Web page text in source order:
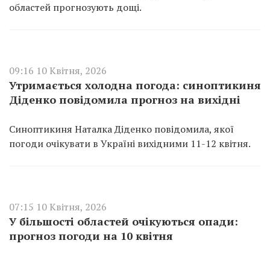
областей прогнозують дощі.
09:16 10 Квітня, 2026
Утримається холодна погода: синоптикиня
Діденко повідомила прогноз на вихідні
Синоптикиня Наталка Діденко повідомила, якої
погоди очікувати в Україні вихідними 11-12 квітня.
07:15 10 Квітня, 2026
У більшості областей очікуються опади:
прогноз погоди на 10 квітня